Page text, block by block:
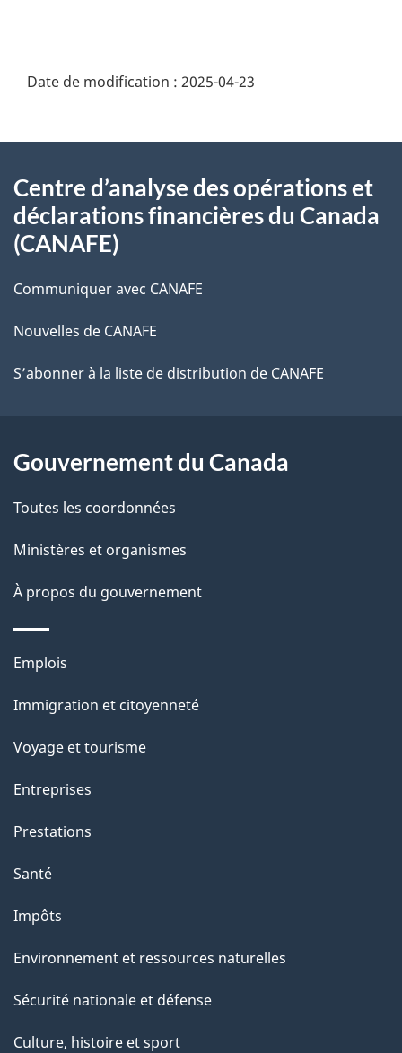
Date de modification : 2025-04-23
propos
de
ce
Centre d’analyse des opérations et
déclarations financières du Canada
(CANAFE)
Communiquer avec CANAFE
Nouvelles de CANAFE
S’abonner à la liste de distribution de CANAFE
Gouvernement du Canada
Toutes les coordonnées
Ministères et organismes
À propos du gouvernement
Thèmes
sujets
Emplois
Immigration et citoyenneté
Voyage et tourisme
Entreprises
Prestations
Santé
Impôts
Environnement et ressources naturelles
Sécurité nationale et défense
Culture, histoire et sport